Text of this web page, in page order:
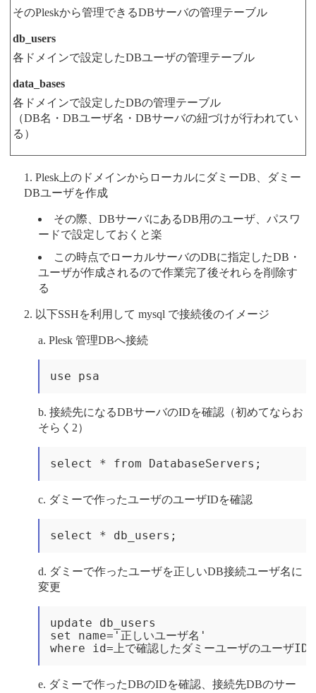
そのPleskから管理できるDBサーバの管理テーブル
db_users
各ドメインで設定したDBユーザの管理テーブル
data_bases
各ドメインで設定したDBの管理テーブル
（DB名・DBユーザ名・DBサーバの紐づけが行われてい
る）
Plesk上のドメインからローカルにダミーDB、ダミー
DBユーザを作成
その際、DBサーバにあるDB用のユーザ、パスワ
ードで設定しておくと楽
この時点でローカルサーバのDBに指定したDB・
ユーザが作成されるので作業完了後それらを削除す
る
以下SSHを利用して mysql で接続後のイメージ
Plesk 管理DBへ接続
use psa
接続先になるDBサーバのIDを確認（初めてならお
そらく2）
select * from DatabaseServers;
ダミーで作ったユーザのユーザIDを確認
select * db_users;
ダミーで作ったユーザを正しいDB接続ユーザ名に
変更
update db_users
set name='正しいユーザ名'
ダミーで作ったDBのIDを確認、接続先DBのサー